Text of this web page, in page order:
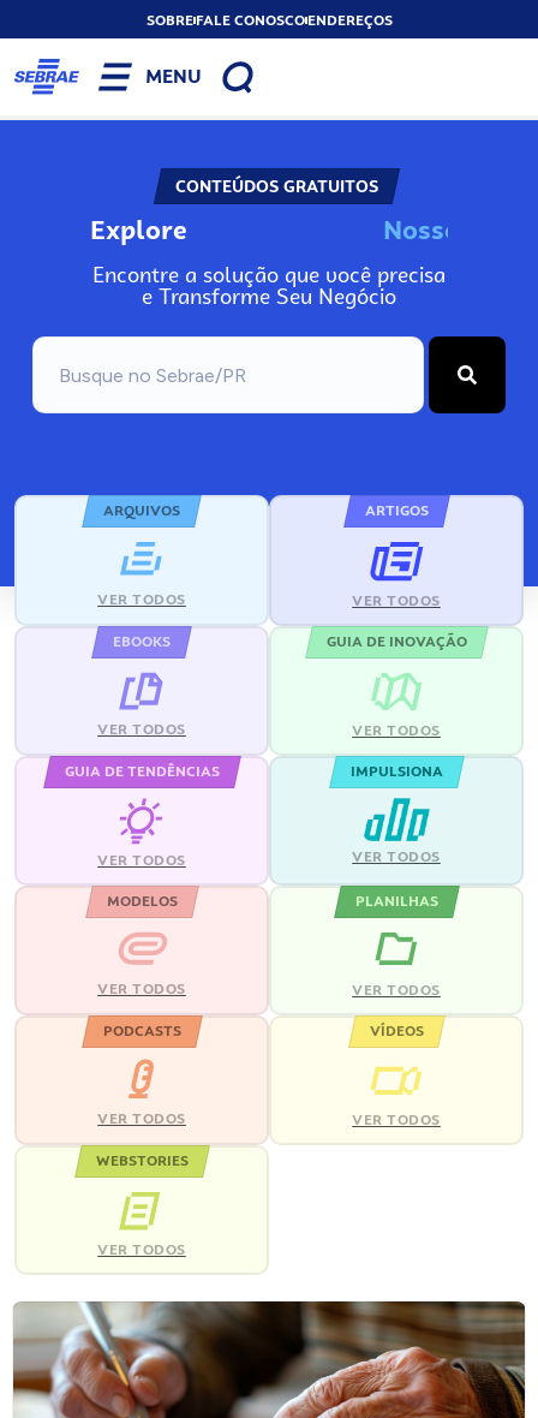
SOBREFALE CONOSCOENDEREÇOS
MENU
CONTEÚDOS GRATUITOS
Explore Nosso
Encontre a solução que você precisa
e Transforme Seu Negócio
ARQUIVOS
VER TODOS
ARTIGOS
VER TODOS
EBOOKS
VER TODOS
GUIA DE INOVAÇÃO
VER TODOS
GUIA DE TENDÊNCIAS
VER TODOS
IMPULSIONA
VER TODOS
MODELOS
VER TODOS
PLANILHAS
VER TODOS
PODCASTS
VER TODOS
VÍDEOS
VER TODOS
WEBSTORIES
VER TODOS